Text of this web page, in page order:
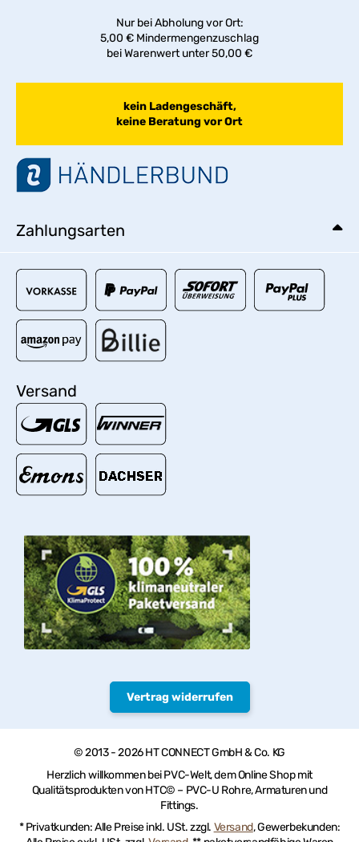
Nur bei Abholung vor Ort:
5,00 € Mindermengenzuschlag
bei Warenwert unter 50,00 €
kein Ladengeschäft,
keine Beratung vor Ort
Zahlungsarten
Versand
Vertrag widerrufen
© 2013 - 2026 HT CONNECT GmbH & Co. KG
Herzlich willkommen bei PVC-Welt, dem Online Shop mit
Qualitätsprodukten von HTC© – PVC-U Rohre, Armaturen und
Fittings.
* Privatkunden: Alle Preise inkl. USt. zzgl. Versand, Gewerbekunden: